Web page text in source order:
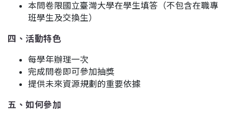
本問卷限國立臺灣大學在學生填答（不包含在職專
班學生及交換生）
四、活動特色
每學年辦理一次
完成問卷即可參加抽獎
提供未來資源規劃的重要依據
五、如何參加